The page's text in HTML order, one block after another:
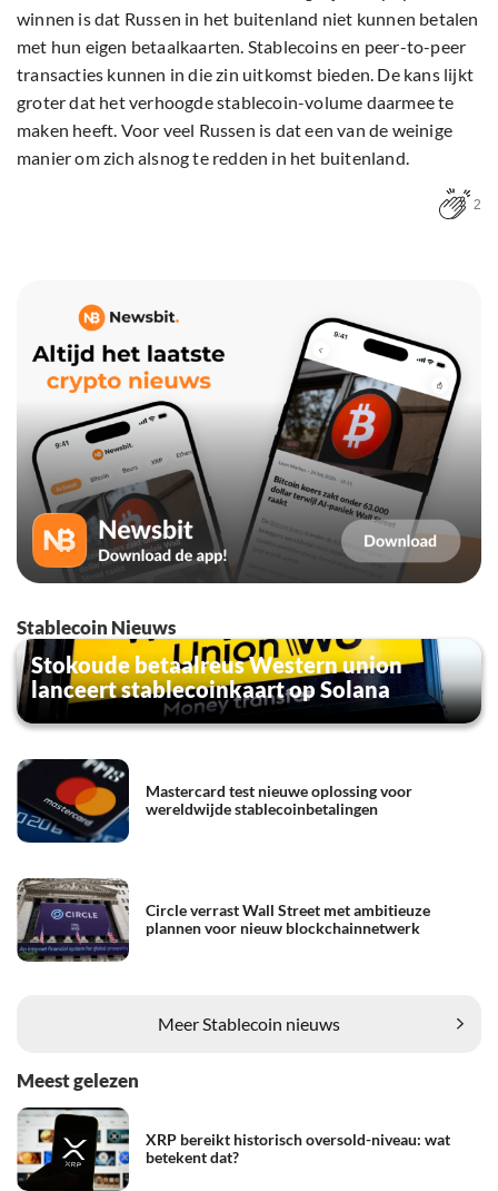
winnen is dat Russen in het buitenland niet kunnen betalen
met hun eigen betaalkaarten. Stablecoins en peer-to-peer
transacties kunnen in die zin uitkomst bieden. De kans lijkt
groter dat het verhoogde stablecoin-volume daarmee te
maken heeft. Voor veel Russen is dat een van de weinige
manier om zich alsnog te redden in het buitenland.
2
Stablecoin Nieuws
Stokoude betaalreus Western union
lanceert stablecoinkaart op Solana
Mastercard test nieuwe oplossing voor
wereldwijde stablecoinbetalingen
Circle verrast Wall Street met ambitieuze
plannen voor nieuw blockchainnetwerk
Meer Stablecoin nieuws
Meest gelezen
XRP bereikt historisch oversold-niveau: wat
betekent dat?